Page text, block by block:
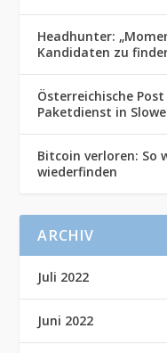
Headhunter:
Kandidaten zu
Österreichische
Paketdienst in
Bitcoin verloren: So
wiederfinden
ARCHIV
Juli 2022
Juni 2022